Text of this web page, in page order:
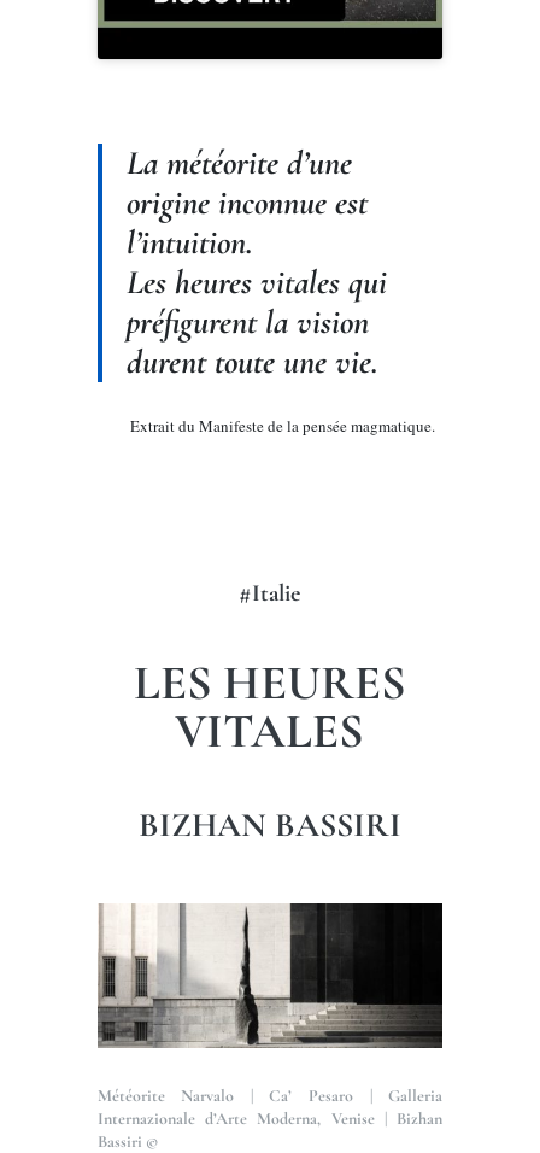
La météorite d’une
origine inconnue est
l’intuition.
Les heures vitales qui
préfigurent la vision
durent toute une vie.
Extrait du Manifeste de la pensée magmatique.
#Italie
LES HEURES
VITALES
BIZHAN BASSIRI
Météorite Narvalo | Ca’ Pesaro | Galleria
Internazionale d’Arte Moderna, Venise | Bizhan
Bassiri ©